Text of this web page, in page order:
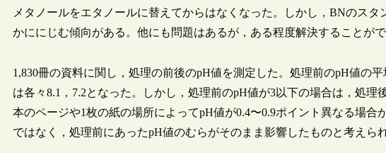
メタノールをエタノールに替えてからはなくなった。しかし，BNのス
かににじむ傾向がある。他にも問題はあるが，ある程度解決することがで
1,830冊の資料に関し，処理の前後のpH値を測定した。処理前のpH値の
は各々8.1，7.2となった。しかし，処理前のpH値が3以下の場合は，処理
本のページや1枚の紙の場所によってpH値が0.4〜0.9ポイント異なる場
ではなく，処理前にあったpH値のむらがそのまま影響したものと考えられ